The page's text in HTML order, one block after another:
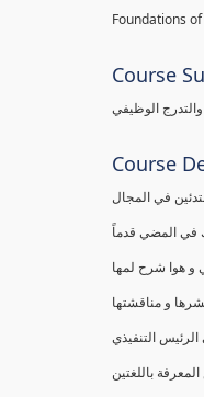
Course
الوظيفي
Course
في المجال
في المضي قدماً
و مناقشتها
التنفيذي
باللغتين